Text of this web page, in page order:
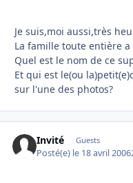
Je suis,moi aussi,très
La famille toute entière
Quel est le nom de ce
Et qui est le(ou
sur l'une des photos?
Invité Guests
Posté(e) le 18 avril 2006